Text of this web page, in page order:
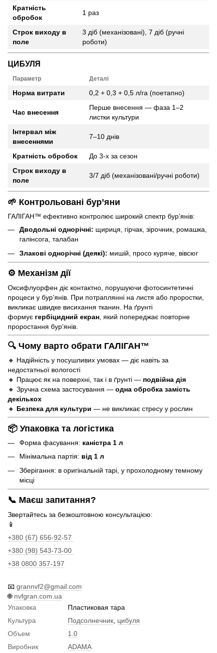
Кратність
обробок
1 раз
Строк виходу в
поле
3 діб (механізовані), 7 діб (ручні
роботи)
ЦИБУЛЯ
Параметр Деталі
Норма витрати 0,2 + 0,3 + 0,5 л/га (поетапно)
Час внесення
Перше внесення — фаза 1–2
листки культури
Інтервал між
внесеннями
7–10 днів
Кратність обробок
До 3-х за сезон
Строк виходу в
поле
3/7 діб (механізовані/ручні роботи)
🌱 Контрольовані бур’яни
ГАЛІГАН™ ефективно контролює широкий спектр бур’янів:
Дводольні однорічні: щириця, гірчак, зірочник, ромашка,
галінсога, талабан
Злакові однорічні (деякі): мишій, просо куряче, вівсюг
⚙ Механізм дії
Оксифлуорфен діє контактно, порушуючи фотосинтетичні
процеси у бур’янів. При потраплянні на листя або проростки,
викликає швидке висихання тканин. На ґрунті
формує гербіцидний екран , який попереджає повторне
проростання бур’янів.
🔍 Чому варто обрати ГАЛІГАН™
🔸 Надійність у посушливих умовах — діє навіть за
недостатньої вологості
🔸 Працює як на поверхні, так і в ґрунті — подвійна дія
🔸 Зручна схема застосування — одна обробка замість
декількох
🔸 Безпека для культури — не викликає стресу у рослин
📦 Упаковка та логістика
Форма фасування: каністра 1 л
Мінімальна партія: від 1 л
Зберігання: в оригінальній тарі, у прохолодному темному
місці
📞 Маєш запитання?
Звертайтесь за безкоштовною консультацією:
📱
+380 (67) 656-92-57
+380 (98) 543-73-00
+38 0800 357-197
📧 grannvf2@gmail.com
🌐 nvfgran.com.ua
Упаковка
Пластиковая тара
Культура
Подсолнечник цибуля
Объем
1.0
Виробник
ADAMA